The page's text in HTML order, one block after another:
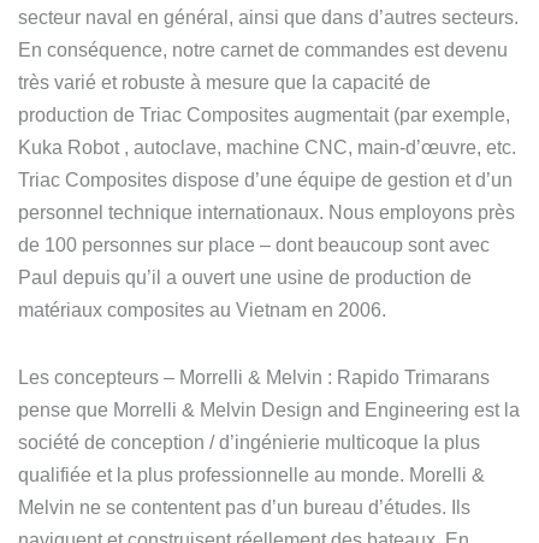
secteur naval en général, ainsi que dans d’autres secteurs.
En conséquence, notre carnet de commandes est devenu
très varié et robuste à mesure que la capacité de
production de Triac Composites augmentait (par exemple,
Kuka Robot , autoclave, machine CNC, main-d’œuvre, etc.
Triac Composites dispose d’une équipe de gestion et d’un
personnel technique internationaux. Nous employons près
de 100 personnes sur place – dont beaucoup sont avec
Paul depuis qu’il a ouvert une usine de production de
matériaux composites au Vietnam en 2006.
Les concepteurs – Morrelli & Melvin : Rapido Trimarans
pense que Morrelli & Melvin Design and Engineering est la
société de conception / d’ingénierie multicoque la plus
qualifiée et la plus professionnelle au monde. Morelli &
Melvin ne se contentent pas d’un bureau d’études. Ils